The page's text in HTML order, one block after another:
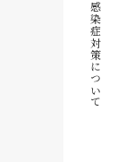
感染症対策について